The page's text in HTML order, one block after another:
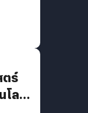
ตร์
โลยี